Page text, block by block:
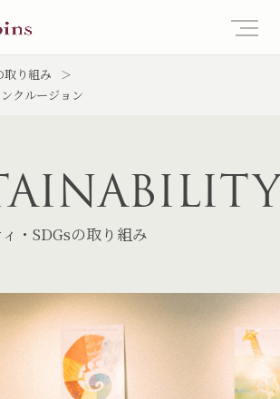
取り組み
クルージョン
・SDGsの取り組み